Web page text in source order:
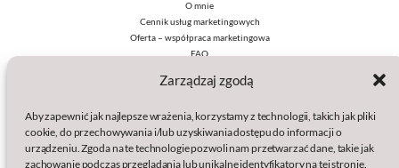
Zarządzaj zgodą
Aby zapewnić jak najlepsze wrażenia, korzystamy z technologii, takich jak pliki
cookie, do przechowywania i/lub uzyskiwania dostępu do informacji o
urządzeniu. Zgoda na te technologie pozwoli nam przetwarzać dane, takie jak
zachowanie podczas przeglądania lub unikalne identyfikatory na tej stronie.
O mnie
Cennik usług marketingowych
Oferta – współpraca marketingowa
FAQ
Polityki:
Polityka prywatności
Polityka plików cookies (EU)
Wydawcą serwisu jest: